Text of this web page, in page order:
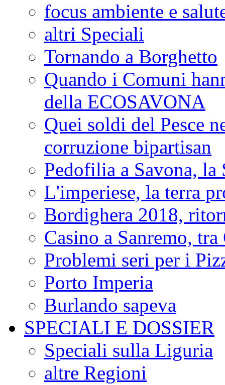
focus ambiente e
altri Speciali
Tornando a Borghetto
Quando i Comuni
della ECOSAVONA
Quei soldi del Pesce
corruzione bipartisan
Pedofilia a Savona, la
L'imperiese, la terra
Bordighera 2018,
Casino a Sanremo,
Problemi seri per i
Porto Imperia
Burlando sapeva
SPECIALI E DOSSIER
Speciali sulla Liguria
altre Regioni